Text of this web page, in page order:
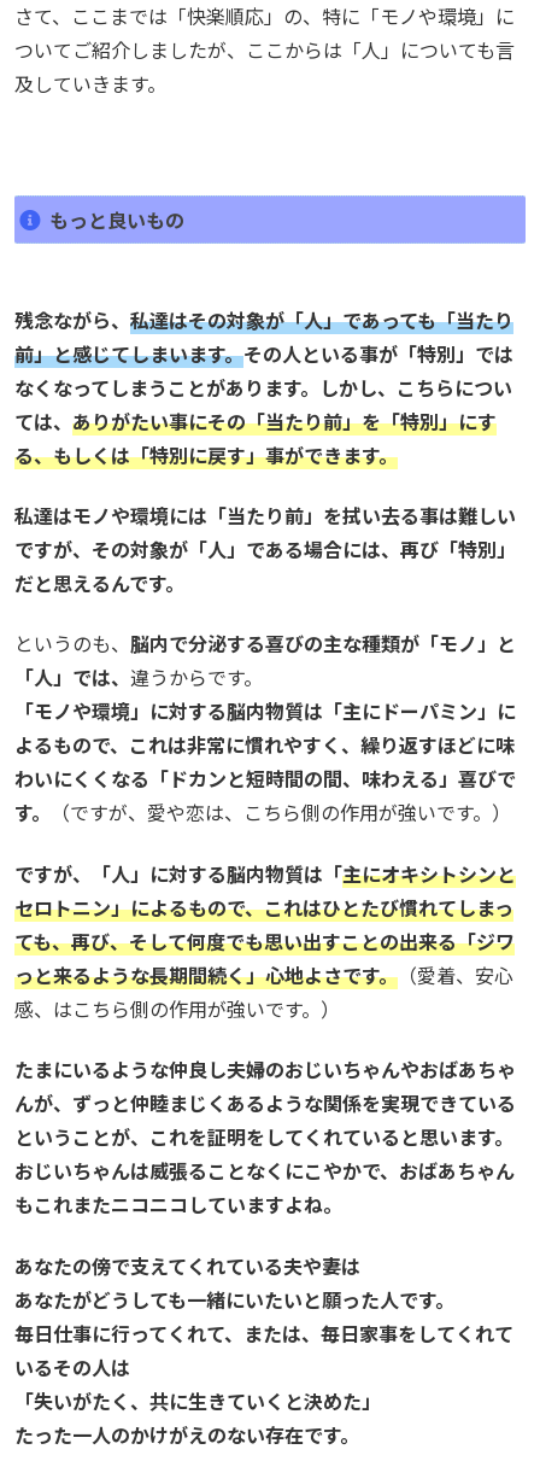
さて、ここまでは「快楽順応」の、特に「モノや環境」に
ついてご紹介しましたが、ここからは「人」についても言
及していきます。
もっと良いもの
残念ながら、 私達はその対象が「人」であっても「当たり
前」と感じてしまいます。その人といる事が「特別」では
なくなってしまうことがあります。しかし、こちらについ
ては、 ありがたい事にその「当たり前」を「特別」にす
る、もしくは「特別に戻す」事ができます。
私達はモノや環境には「当たり前」を拭い去る事は難しい
ですが、その対象が「人」である場合には、再び「特別」
だと思えるんです。
というのも、 脳内で分泌する喜びの主な種類が「モノ」と
「人」では、 違うからです。
「モノや環境」に対する脳内物質は「主にドーパミン」に
よるもので、これは非常に慣れやすく、繰り返すほどに味
わいにくくなる「ドカンと短時間の間、味わえる」喜びで
す。
（ですが、愛や恋は、こちら側の作用が強いです。）
ですが、「人」に対する脳内物質は「主にオキシトシンと
セロトニン」によるもので、これはひとたび慣れてしまっ
ても、再び、そして何度でも思い出すことの出来る「ジワ
っと来るような長期間続く」心地よさです。 （愛着、安心
感、はこちら側の作用が強いです。）
たまにいるような仲良し夫婦のおじいちゃんやおばあちゃ
んが、ずっと仲睦まじくあるような関係を実現できている
ということが、これを証明をしてくれていると思います。
おじいちゃんは威張ることなくにこやかで、おばあちゃん
もこれまたニコニコしていますよね。
あなたの傍で支えてくれている夫や妻は
あなたがどうしても一緒にいたいと願った人です。
毎日仕事に行ってくれて、または、毎日家事をしてくれて
いるその人は
「失いがたく、共に生きていくと決めた」
たった一人のかけがえのない存在です。